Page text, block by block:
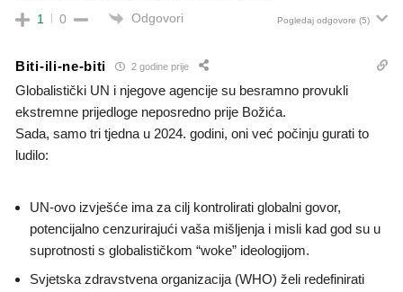
1 0 Odgovori Pogledaj odgovore (5)
Biti-ili-ne-biti 2 godine prije
Globalistički UN i njegove agencije su besramno provukli
ekstremne prijedloge neposredno prije Božića.
Sada, samo tri tjedna u 2024. godini, oni već počinju gurati to
ludilo:
UN-ovo izvješće ima za cilj kontrolirati globalni govor,
potencijalno cenzurirajući vaša mišljenja i misli kad god su u
suprotnosti s globalističkom “woke” ideologijom.
Svjetska zdravstvena organizacija (WHO) želi redefinirati